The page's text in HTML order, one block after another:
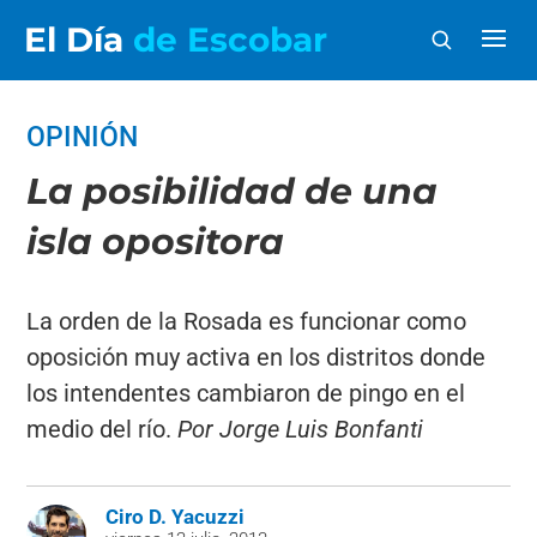
El Día de Escobar
OPINIÓN
La posibilidad de una
isla opositora
La orden de la Rosada es funcionar como
oposición muy activa en los distritos donde
los intendentes cambiaron de pingo en el
medio del río.Por Jorge Luis Bonfanti
Ciro D. Yacuzzi